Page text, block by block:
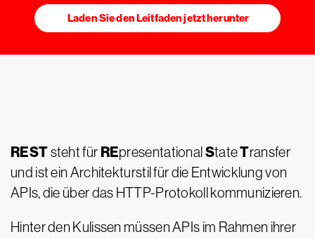
Laden Sie den Leitfaden jetzt herunter
RESTsteht für REpresentational StateTransfer
und ist ein Architekturstil für die Entwicklung von
APIs, die über das HTTP-Protokoll kommunizieren.
Hinter den Kulissen müssen APIs im Rahmen ihrer